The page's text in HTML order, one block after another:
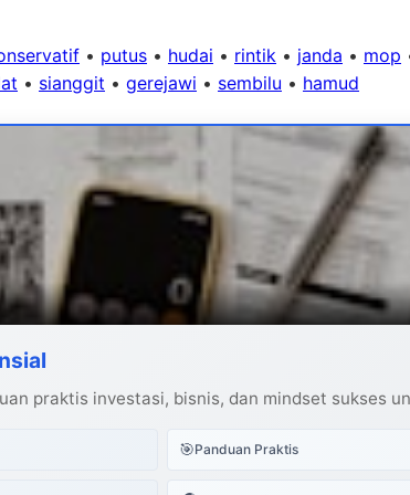
• putus • hudai • rintik • janda • mop
• sianggit • gerejawi • sembilu • hamud
praktis investasi, bisnis, dan mindset sukses
🎯Panduan Praktis